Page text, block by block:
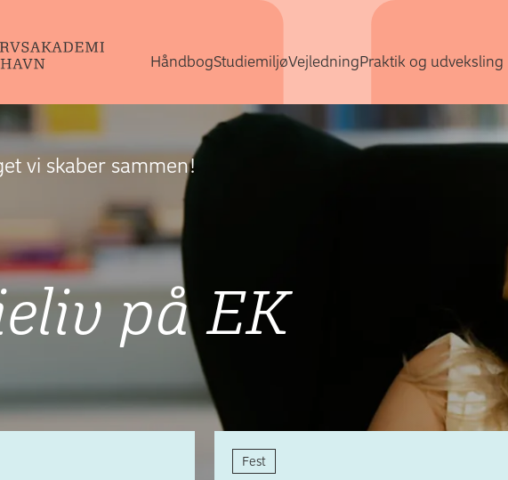
Gå direkte til indhold
HåndbogStudiemiljøVejledningPraktik og udveksling
vi skaber sammen!
på EK
Fest